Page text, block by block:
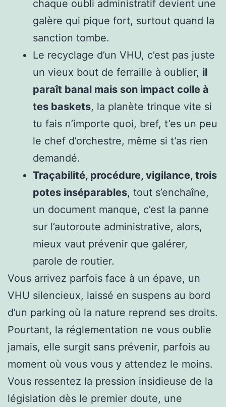
chaque oubli administratif devient une
galère qui pique fort, surtout quand la
sanction tombe.
Le recyclage d’un VHU, c’est pas juste
un vieux bout de ferraille à oublier, il
paraît banal mais son impact colle à
tes baskets, la planète trinque vite si
tu fais n’importe quoi, bref, t’es un peu
le chef d’orchestre, même si t’as rien
demandé.
Traçabilité, procédure, vigilance, trois
potes inséparables, tout s’enchaîne,
un document manque, c’est la panne
sur l’autoroute administrative, alors,
mieux vaut prévenir que galérer,
parole de routier.
Vous arrivez parfois face à un épave, un
VHU silencieux, laissé en suspens au bord
d’un parking où la nature reprend ses droits.
Pourtant, la réglementation ne vous oublie
jamais, elle surgit sans prévenir, parfois au
moment où vous vous y attendez le moins.
Vous ressentez la pression insidieuse de la
législation dès le premier doute, une